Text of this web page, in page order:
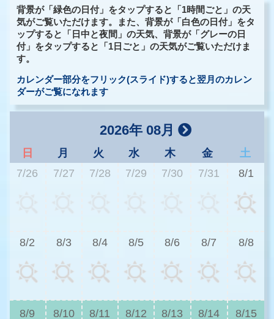
背景が「緑色の日付」をタップすると「1時間ごと」の天
気がご覧いただけます。また、背景が「白色の日付」をタ
ップすると「日中と夜間」の天気、背景が「グレーの日
付」をタップすると「1日ごと」の天気がご覧いただけま
す。
カレンダー部分をフリック(スライド)すると翌月のカレン
ダーがご覧になれます
2026年 08月
日 月 火 水 木 金
土
7/26
7/27 7/28 7/29 7/30 7/31 8/1
8/2 8/3 8/4 8/5 8/6 8/7 8/8
8/9 8/10 8/11 8/12 8/13 8/14 8/15